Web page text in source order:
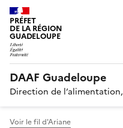
PRÉFET
DE LA RÉGION
GUADELOUPE
DAAF Guadeloupe
Direction de
Voir le fil d'Ariane